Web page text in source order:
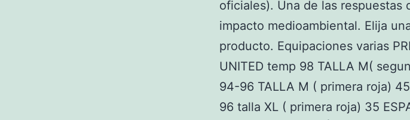
oficiales). Una de las respuestas
impacto medioambiental. Elija
producto. Equipaciones varias
UNITED temp 98 TALLA M(
94-96 TALLA M ( primera roja)
96 talla XL ( primera roja) 35